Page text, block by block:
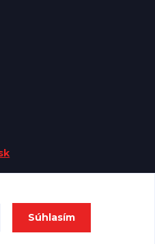
Súhlasím